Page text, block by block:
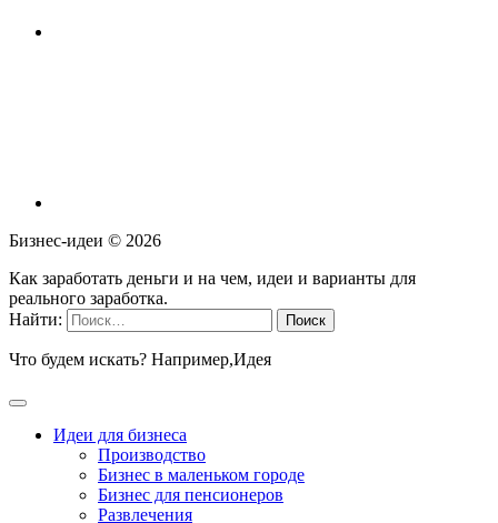
Бизнес-идеи © 2026
Как заработать деньги и на чем, идеи и варианты для
реального заработка.
Найти:
Что будем искать? Например,Идея
Идеи для бизнеса
Производство
Бизнес в маленьком городе
Бизнес для пенсионеров
Развлечения